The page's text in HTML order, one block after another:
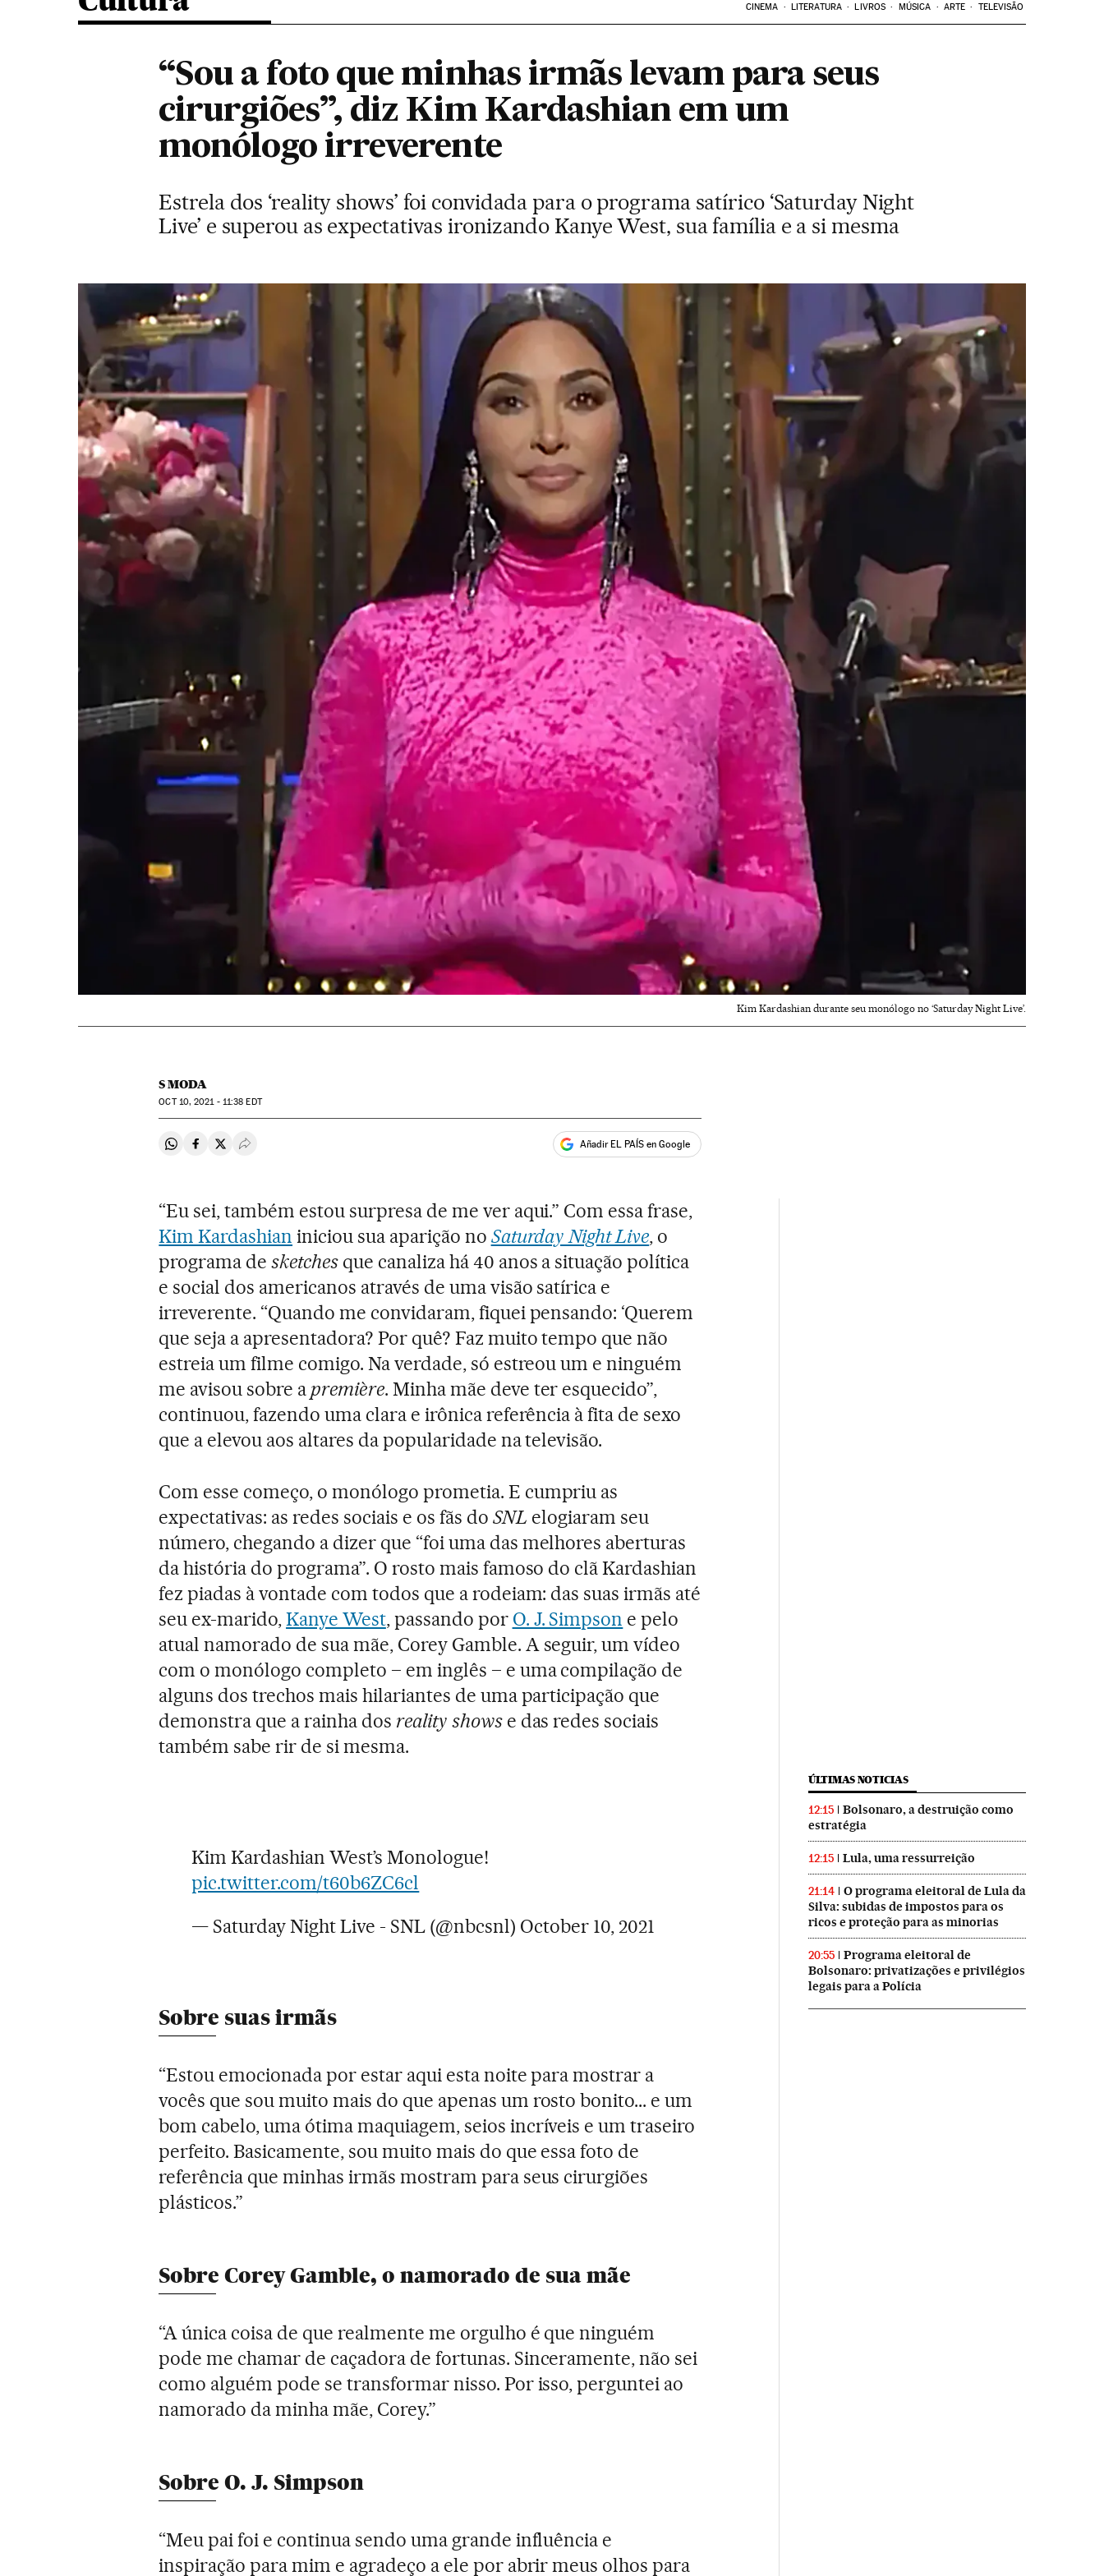
CINEMA LITERATURA LIVROS MÚSICA ARTE TELEVISÃO
“Sou a foto que minhas irmãs levam para seus
cirurgiões”, diz Kim Kardashian em um
monólogo irreverente
Estrela dos ‘reality shows’ foi convidada para o programa satírico ‘Saturday Night
Live’ e superou as expectativas ironizando Kanye West, sua família e a si mesma
Kim Kardashian durante seu monólogo no ‘Saturday Night Live’.
S MODA
OCT10, 2021 - 11:38 EDT
Compartir en Whatsapp
Compartir en Facebook
Compartir en Twitter
Desplegar Redes Sociales Añadir EL PAÍS en Google
“Eu sei, também estou surpresa de me ver aqui.” Com essa frase,
Kim Kardashian iniciou sua aparição no Saturday Night Live, o
programa desketchesque canaliza há 40 anos a situação política
e social dos americanos através de uma visão satírica e
irreverente. “Quando me convidaram, fiquei pensando: ‘Querem
que seja a apresentadora? Por quê? Faz muito tempo que não
estreia um filme comigo. Na verdade, só estreou um e ninguém
me avisou sobre a première. Minha mãe deve ter esquecido”,
continuou, fazendo uma clara e irônica referência à fita de sexo
que a elevou aos altares da popularidade na televisão.
Com esse começo, o monólogo prometia. E cumpriu as
expectativas: as redes sociais e os fãs do SNL elogiaram seu
número, chegando a dizer que “foi uma das melhores aberturas
da história do programa”. O rosto mais famoso do clã Kardashian
fez piadas à vontade com todos que a rodeiam: das suas irmãs até
seu ex-marido,Kanye West, passando por O. J. Simpson e pelo
atual namorado de sua mãe, Corey Gamble. A seguir, um vídeo
com o monólogo completo – em inglês – e uma compilação de
alguns dos trechos mais hilariantes de uma participação que
demonstra que a rainha dos reality showse das redes sociais
também sabe rir de si mesma.
Kim Kardashian West’s Monologue!
pic.twitter.com/t60b6ZC6cl
— Saturday Night Live - SNL (@nbcsnl) October 10, 2021
Sobre suas irmãs
“Estou emocionada por estar aqui esta noite para mostrar a
vocês que sou muito mais do que apenas um rosto bonito... e um
bom cabelo, uma ótima maquiagem, seios incríveis e um traseiro
perfeito. Basicamente, sou muito mais do que essa foto de
referência que minhas irmãs mostram para seus cirurgiões
plásticos.”
Sobre Corey Gamble, o namorado de sua mãe
“A única coisa de que realmente me orgulho é que ninguém
pode me chamar de caçadora de fortunas. Sinceramente, não sei
como alguém pode se transformar nisso. Por isso, perguntei ao
namorado da minha mãe, Corey.”
Sobre O. J. Simpson
“Meu pai foi e continua sendo uma grande influência e
inspiração para mim e agradeço a ele por abrir meus olhos para
ÚLTIMAS NOTICIAS
12:15
Bolsonaro, a destruição como
estratégia
12:15 Lula, uma ressurreição
21:14
O programa eleitoral de Lula da
Silva: subidas de impostos para os
ricos e proteção para as minorias
20:55
Programa eleitoral de
Bolsonaro: privatizações e privilégios
legais para a Polícia